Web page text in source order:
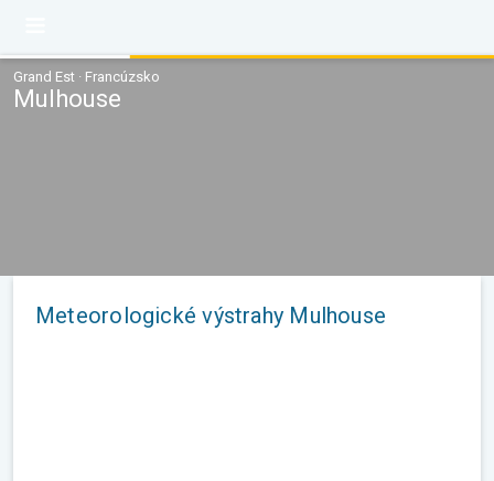
Grand Est · Francúzsko
Mulhouse
Meteorologické výstrahy Mulhouse